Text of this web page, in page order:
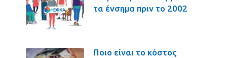
τα ένσημα πριν το 2002
Ποιο είναι το κόστος